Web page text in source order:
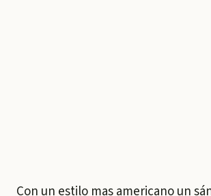
Con un estilo mas americano un